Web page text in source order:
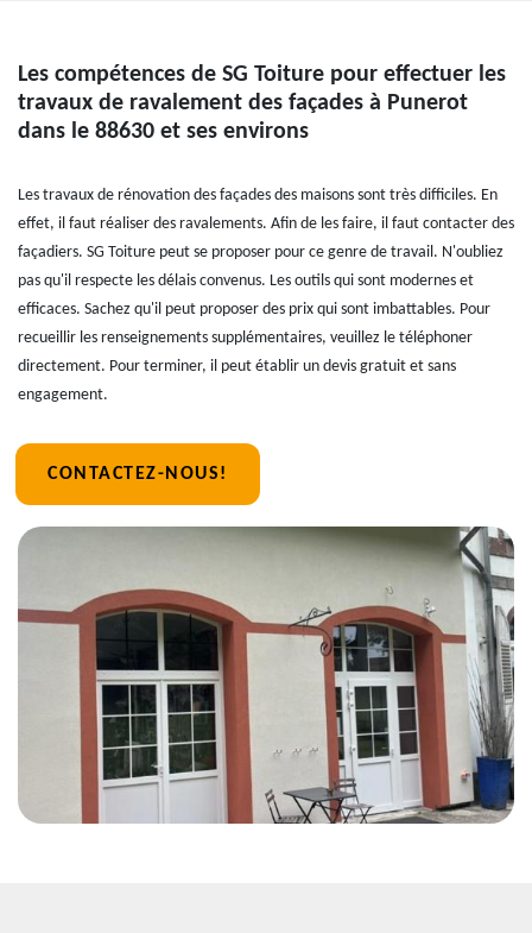
Les compétences de SG Toiture pour effectuer les
travaux de ravalement des façades à Punerot
dans le 88630 et ses environs
Les travaux de rénovation des façades des maisons sont très difficiles. En
effet, il faut réaliser des ravalements. Afin de les faire, il faut contacter des
façadiers. SG Toiture peut se proposer pour ce genre de travail. N'oubliez
pas qu'il respecte les délais convenus. Les outils qui sont modernes et
efficaces. Sachez qu'il peut proposer des prix qui sont imbattables. Pour
recueillir les renseignements supplémentaires, veuillez le téléphoner
directement. Pour terminer, il peut établir un devis gratuit et sans
engagement.
CONTACTEZ-NOUS!